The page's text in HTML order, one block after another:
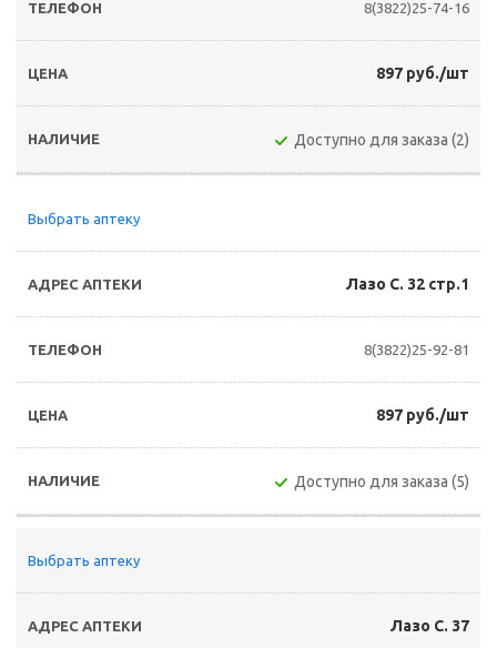
8(3822)25-74-16
897 руб./шт
Доступно для заказа (2)
Выбрать аптеку
Лазо С. 32 стр.1
8(3822)25-92-81
897 руб./шт
Доступно для заказа (5)
Выбрать аптеку
Лазо С. 37